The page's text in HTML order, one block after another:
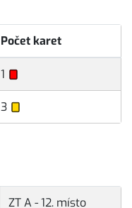
Počet karet
1
3
ZT A - 12. místo